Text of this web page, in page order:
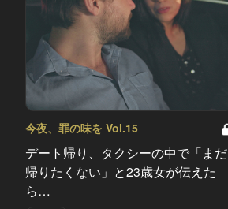
今夜、罪の味を Vol.15
デート帰り、タクシーの中で「まだ
帰りたくない」と23歳女が伝えた
ら…